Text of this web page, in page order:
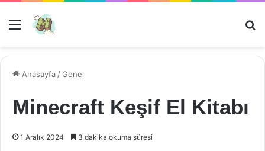
Menü
Anasayfa /Genel
Minecraft Keşif El Kitabı
1 Aralık 2024 3 dakika okuma süresi